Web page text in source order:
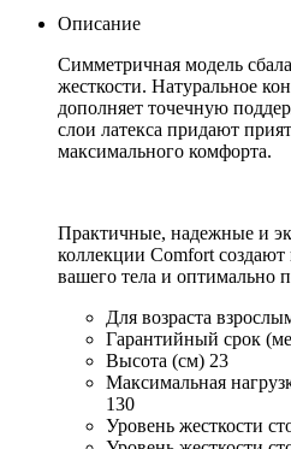
Описание
Симметричная модель
жесткости. Натуральное
дополняет точечную
слои латекса придают
максимального комфорта.
Практичные, надежные и
коллекции Comfort
вашего тела и оптимально
Для возраста
Гарантийный срок
Высота (см) 23
Максимальная
130
Уровень жесткости